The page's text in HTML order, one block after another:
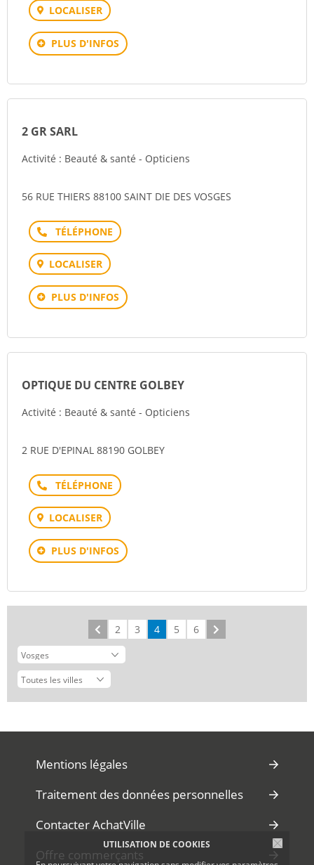
UTILISATION DE COOKIES
LOCALISER
PLUS D'INFOS
2 GR SARL
Activité : Beauté & santé - Opticiens
56 RUE THIERS 88100 SAINT DIE DES VOSGES
Téléphone
LOCALISER
PLUS D'INFOS
OPTIQUE DU CENTRE GOLBEY
Activité : Beauté & santé - Opticiens
2 RUE D'EPINAL 88190 GOLBEY
Téléphone
LOCALISER
PLUS D'INFOS
Précédent
2 3 4 5 6
Mentions légales
Traitement des données personnelles
Contacter AchatVille
Offre commerçants